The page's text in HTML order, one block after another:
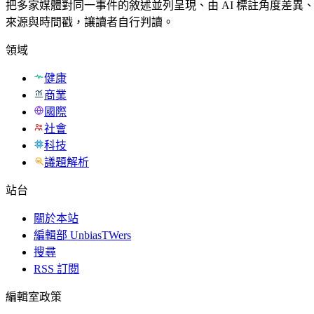
把多家媒體對同一事件的敘述並列呈現、由 AI 標註角度差異、
來源與時間戳，讓讀者自行判讀。
領域
健康
商業
國際
社會
科技
議題解析
站台
關於本站
編輯部 UnbiasTWers
搜尋
RSS 訂閱
編輯室政策